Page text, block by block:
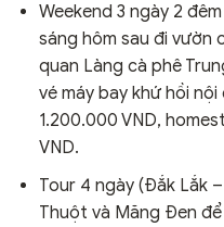
Weekend 3 ngày 2
sáng hôm sau đi vườn
quan Làng cà phê
vé máy bay khứ hồi
1.200.000 VND,
VND.
Tour 4 ngày (Đắk Lắk
Thuột và Măng Đen